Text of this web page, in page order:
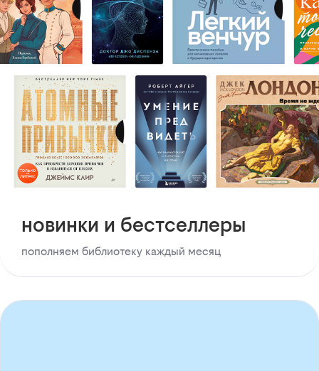
новинки и бестселлеры
пополняем библиотеку каждый месяц